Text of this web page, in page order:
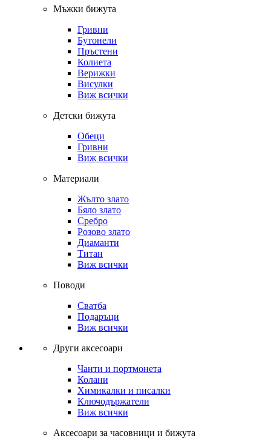
Мъжки бижута
Гривни
Бутонели
Пръстени
Колиета
Верижки
Висулки
Виж всички
Детски бижута
Обеци
Гривни
Виж всички
Материали
Жълто злато
Бяло злато
Сребро
Розово злато
Диаманти
Титан
Виж всички
Поводи
Сватба
Подаръци
Виж всички
Други аксесоари
Чанти и портмонета
Колани
Химикалки и писалки
Ключодържатели
Виж всички
Аксесоари за часовници и бижута